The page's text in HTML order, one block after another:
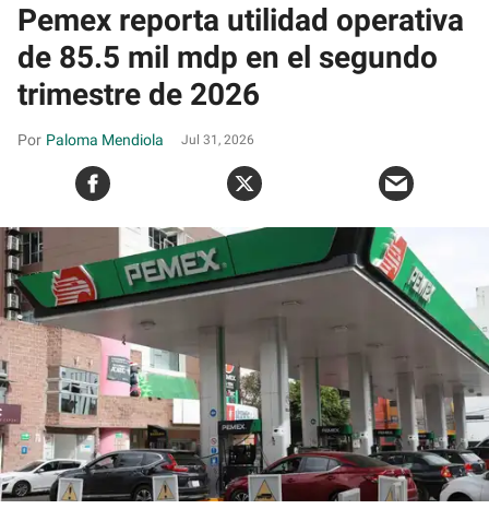
Pemex reporta utilidad operativa
de 85.5 mil mdp en el segundo
trimestre de 2026
Paloma Mendiola Jul 31, 2026